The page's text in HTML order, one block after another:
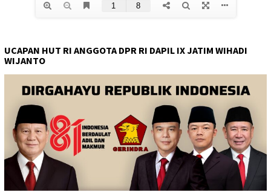
UCAPAN HUT RI ANGGOTA DPR RI DAPIL IX JATIM WIHADI
WIJANTO